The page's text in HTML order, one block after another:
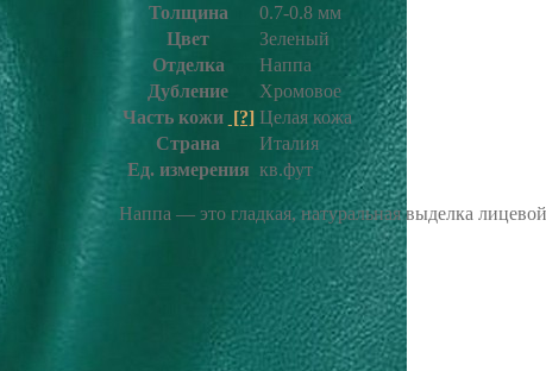
Толщина
0.7-0.8 мм
Цвет
Зеленый
Отделка
Наппа
Дубление
Хромовое
Часть кожи [?] Целая кожа
Страна
Италия
Ед. измерения кв.фут
Наппа — это гладкая, натуральная выделка